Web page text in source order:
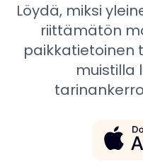
Löydä, miksi
riittämätön
paikkatietoinen
muistilla